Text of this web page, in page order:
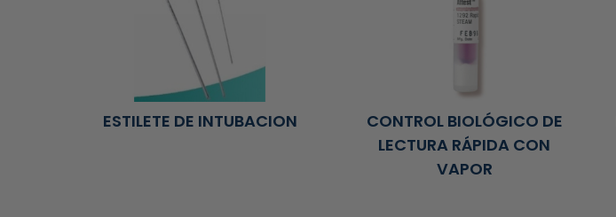
ESTILETE DE INTUBACION
CONTROL BIOLÓGICO DE
LECTURA RÁPIDA CON
VAPOR